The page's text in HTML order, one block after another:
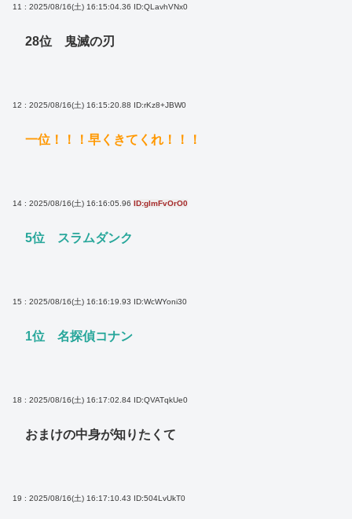
11 : 2025/08/16(土) 16:15:04.36 ID:QLavhVNx0
28位 鬼滅の刃
12 : 2025/08/16(土) 16:15:20.88 ID:rKz8+JBW0
一位！！！早くきてくれ！！！
14 : 2025/08/16(土) 16:16:05.96 ID:glmFvOrO0
5位 スラムダンク
15 : 2025/08/16(土) 16:16:19.93 ID:WcWYoni30
1位 名探偵コナン
18 : 2025/08/16(土) 16:17:02.84 ID:QVATqkUe0
おまけの中身が知りたくて
19 : 2025/08/16(土) 16:17:10.43 ID:504LvUkT0